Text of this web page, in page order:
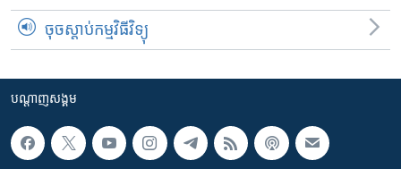
ចុចស្តាប់កម្មវិធីវិទ្យុ
បណ្តាញ​សង្គម